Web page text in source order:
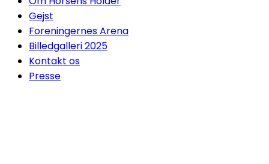
Gejst
Foreningernes Arena
Billedgalleri 2025
Kontakt os
Presse